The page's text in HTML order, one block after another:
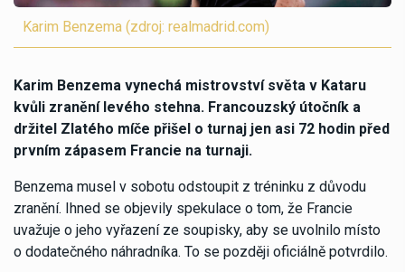
Karim Benzema (zdroj: realmadrid.com)
Karim Benzema vynechá mistrovství světa v Kataru
kvůli zranění levého stehna. Francouzský útočník a
držitel Zlatého míče přišel o turnaj jen asi 72 hodin před
prvním zápasem Francie na turnaji.
Benzema musel v sobotu odstoupit z tréninku z důvodu
zranění. Ihned se objevily spekulace o tom, že Francie
uvažuje o jeho vyřazení ze soupisky, aby se uvolnilo místo
o dodatečného náhradníka. To se později oficiálně potvrdilo.